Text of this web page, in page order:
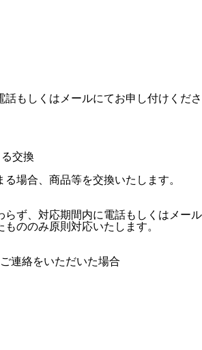
話もしくはメールにてお申し付けくださ
交換
る場合、商品等を交換いたします。
らず、対応期間内に電話もしくはメール
ののみ原則対応いたします。
連絡をいただいた場合